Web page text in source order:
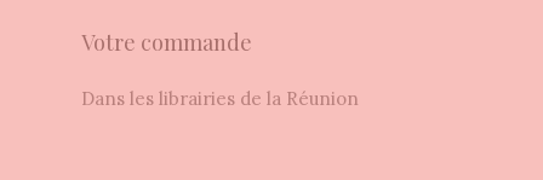
Votre commande
Dans les librairies de la Réunion